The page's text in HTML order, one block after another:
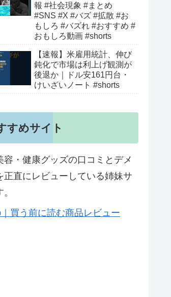
報 #社会現象 #まとめ
#SNS #X #バズ #拡散 #お
もしろ #バズれ #おすすめ #
おもしろ動画 #shorts
【速報】米雇用統計、伸び
鈍化で市場は利上げ観測が
後退か｜ドル安161円台・
けいざいノート #shorts
すめサイト
容・健康グッズの口コミとデメ
正直にレビューしている姉妹サ
買う前に読む商品レビュー